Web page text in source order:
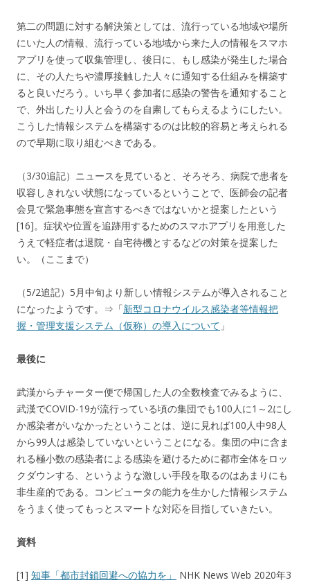
第二の問題に対する解決策としては、流行っている地域や場所
にいた人の情報、流行っている地域から来た人の情報をスマホ
アプリを使って収集管理し、後日に、もし感染が発生した場合
に、その人たちや濃厚接触した人々に通知する仕組みを構築す
ると良いだろう。いち早く参加者に感染の警告を通知すること
で、外出したり人と会うのを自粛してもらえるようにしたい。
こうした情報システムを構築するのは比較的容易と考えられる
ので早期に取り組むべきである。
（3/30追記）ニュースを見ていると、そろそろ、病院で患者を
収容しきれない状態になっているということで、医師会の記者
会見で緊急事態を宣言するべきではないかと提案したという
[16]。症状や位置を追跡用するためのスマホアプリを用意した
うえで軽症者は退院・自宅待機とするなどの対策を提案した
い。（ここまで）
（5/2追記）5月中旬より新しい情報システムが導入されること
になったようです。⇒「新型コロナウイルス感染者等情報把
握・管理支援システム（仮称）の導入について 」
最後に
武漢からチャーター便で帰国した人の全数検査でみるように、
武漢でCOVID-19が流行っている頃の集団でも100人に1～2にし
か感染者がいなかったということは、逆に見れば100人中98人
から99人は感染していないということになる。集団の中に含ま
れる極小数の感染者による感染を避けるために都市全体をロッ
クダウンする、というような激しい手段を取るのはあまりにも
非生産的である。コンピュータの能力を生かした情報システム
をうまく使ってもっとスマートな対応を目指していきたい。
資料
[1] 知事「都市封鎖回避への協力を」
NHK News Web 2020年3